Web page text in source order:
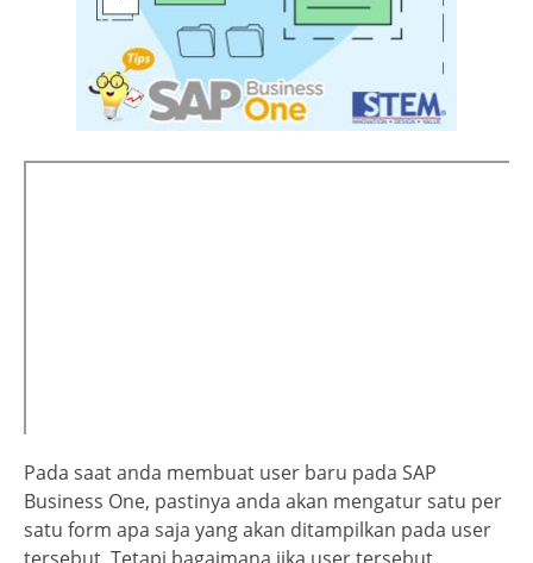
Pada saat anda membuat user baru pada SAP
Business One, pastinya anda akan mengatur satu per
satu form apa saja yang akan ditampilkan pada user